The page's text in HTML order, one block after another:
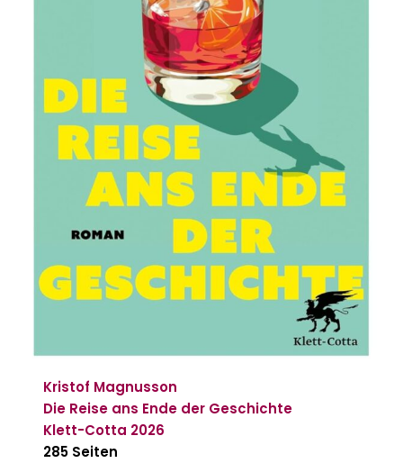
Kristof Magnusson
Die Reise ans Ende der Geschichte
Klett-Cotta 2026
285 Seiten